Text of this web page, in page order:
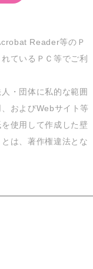
Reader等のＰ
ているＰＣ等でご利
・団体に私的な範囲
およびWebサイト等
使用して作成した壁
は、著作権違法とな